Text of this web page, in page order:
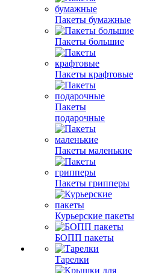
Пакеты бумажные
Пакеты большие
Пакеты крафтовые
Пакеты
подарочные
Пакеты маленькие
Пакеты грипперы
Курьерские пакеты
БОПП пакеты
Тарелки